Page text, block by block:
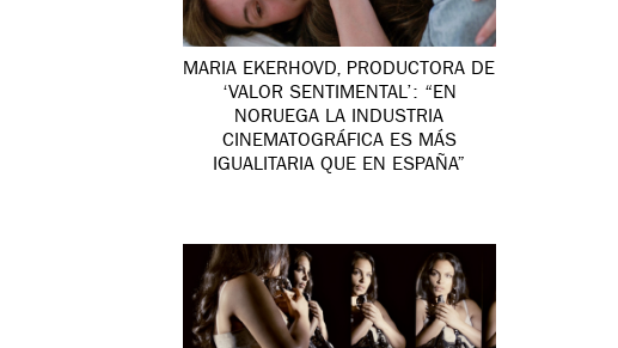
MARIA EKERHOVD, PRODUCTORA DE
‘VALOR SENTIMENTAL’: “EN
NORUEGA LA INDUSTRIA
CINEMATOGRÁFICA ES MÁS
IGUALITARIA QUE EN ESPAÑA”